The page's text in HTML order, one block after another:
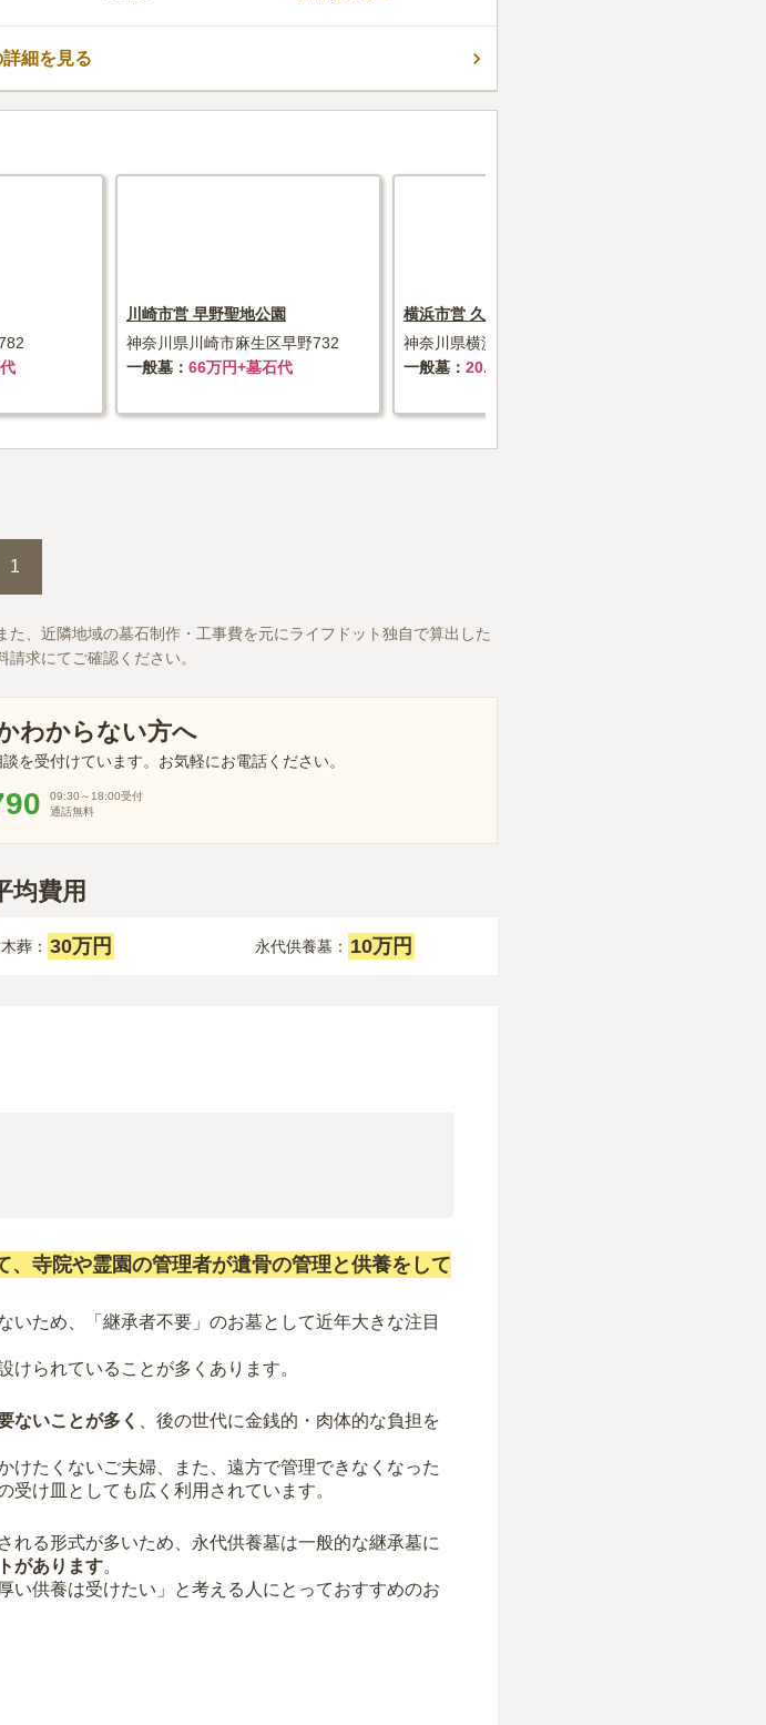
木葬型花壇墓地、管理費など追加費用がかからない永代供養墓（浄
瑠璃廟）があります。
はまだ誰からも評価されていません。
細を見る
川崎市営 早野聖地公園
神奈川県川崎市麻生区早野732
一般墓
66万円+墓石代
横浜市営 久保山墓地
神奈川県横浜市西区元久保町3-24
一般墓
20.3万円～+墓石代
1
、近隣地域の墓石制作・工事費を元にライフドット独自で算出した
求にてご確認ください。
わからない方へ
を受付けています。お気軽にお電話ください。
09:30～18:00受付
通話無料
均費用
葬： 30万円 永代供養墓： 10万円
、寺院や霊園の管理者が遺骨の管理と供養をして
ため、「継承者不要」のお墓として近年大きな注目
られていることが多くあります。
ないことが多く
、後の世代に金銭的・肉体的な負担を
けたくないご夫婦、また、遠方で管理できなくなった
け皿としても広く利用されています。
れる形式が多いため、永代供養墓は一般的な継承墓に
があります。
い供養は受けたい」と考える人にとっておすすめのお